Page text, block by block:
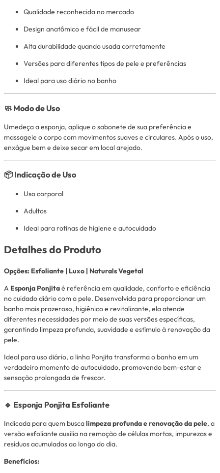
Qualidade reconhecida no mercado
Design anatômico e fácil de manusear
Alta durabilidade quando usada corretamente
Versões para diferentes tipos de pele e preferências
Ideal para uso diário no banho
🧼 Modo de Uso
Umedeça a esponja, aplique o sabonete de sua preferência e
massageie o corpo com movimentos suaves e circulares. Após o uso,
enxágue bem e deixe secar em local arejado.
📦 Indicação de Uso
Uso corporal
Adultos
Ideal para rotinas de higiene e autocuidado
Detalhes do Produto
Opções: Esfoliante | Luxo | Naturals Vegetal
A Esponja Ponjitaé referência em qualidade, conforto e eficiência
no cuidado diário com a pele. Desenvolvida para proporcionar um
banho mais prazeroso, higiênico e revitalizante, ela atende
diferentes necessidades por meio de suas versões específicas,
garantindo limpeza profunda, suavidade e estímulo à renovação da
pele.
Ideal para uso diário, a linha Ponjita transforma o banho em um
verdadeiro momento de autocuidado, promovendo bem-estar e
sensação prolongada de frescor.
🔹 Esponja Ponjita Esfoliante
Indicada para quem buscalimpeza profunda e renovação da pele, a
versão esfoliante auxilia na remoção de células mortas, impurezas e
resíduos acumulados ao longo do dia.
Benefícios: